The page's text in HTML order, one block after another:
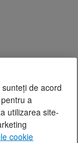
de acord
a
utilizarea site-
cookie